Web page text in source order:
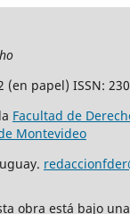
(en papel) ISSN:
Facultad de
Montevideo
obra está bajo